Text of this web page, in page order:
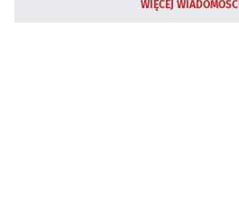
WIĘCEJ WIADOMOŚCI